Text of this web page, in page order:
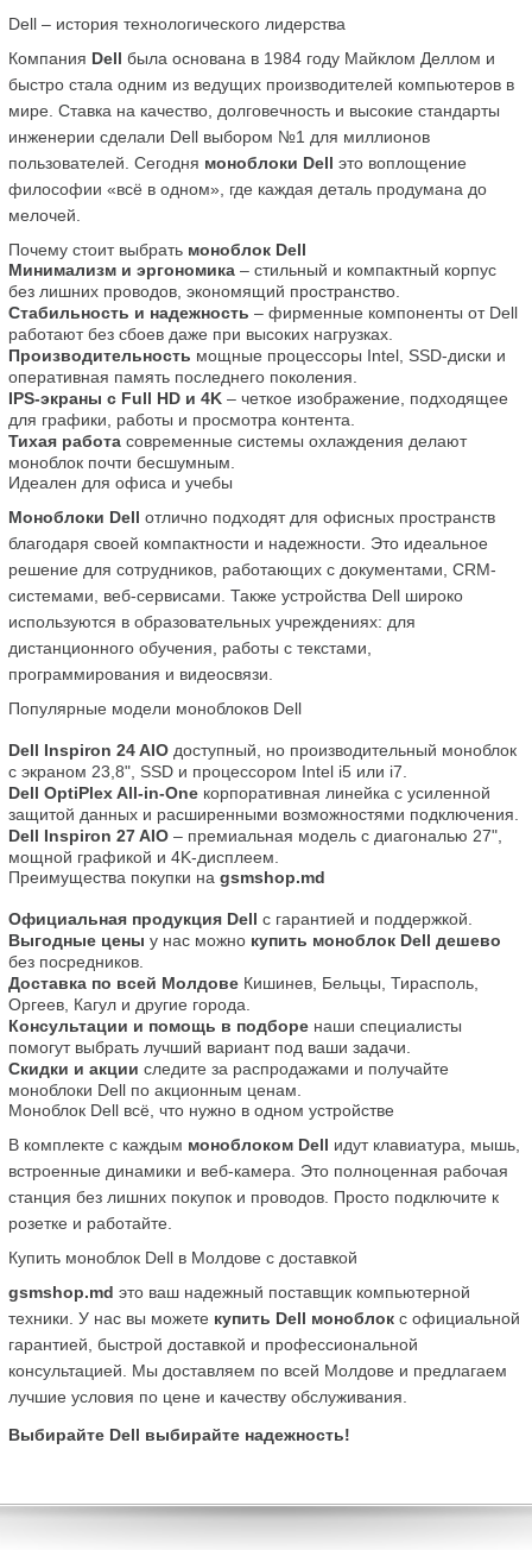
Dell – история технологического лидерства
Компания Dell была основана в 1984 году Майклом Деллом и
быстро стала одним из ведущих производителей компьютеров в
мире. Ставка на качество, долговечность и высокие стандарты
инженерии сделали Dell выбором №1 для миллионов
пользователей. Сегодня моноблоки Dell это воплощение
философии «всё в одном», где каждая деталь продумана до
мелочей.
Почему стоит выбрать моноблок Dell
Минимализм и эргономика – стильный и компактный корпус
без лишних проводов, экономящий пространство.
Стабильность и надежность – фирменные компоненты от Dell
работают без сбоев даже при высоких нагрузках.
Производительность мощные процессоры Intel, SSD-диски и
оперативная память последнего поколения.
IPS-экраны с Full HD и 4K – четкое изображение, подходящее
для графики, работы и просмотра контента.
Тихая работа современные системы охлаждения делают
моноблок почти бесшумным.
Идеален для офиса и учебы
Моноблоки Dell отлично подходят для офисных пространств
благодаря своей компактности и надежности. Это идеальное
решение для сотрудников, работающих с документами, CRM-
системами, веб-сервисами. Также устройства Dell широко
используются в образовательных учреждениях: для
дистанционного обучения, работы с текстами,
программирования и видеосвязи.
Популярные модели моноблоков Dell
Dell Inspiron 24 AIO доступный, но производительный моноблок
с экраном 23,8", SSD и процессором Intel i5 или i7.
Dell OptiPlex All-in-One корпоративная линейка с усиленной
защитой данных и расширенными возможностями подключения.
Dell Inspiron 27 AIO – премиальная модель с диагональю 27",
мощной графикой и 4K-дисплеем.
Преимущества покупки на gsmshop.md
Официальная продукция Dell с гарантией и поддержкой.
Выгодные цены у нас можно купить моноблок Dell дешево
без посредников.
Доставка по всей Молдове Кишинев, Бельцы, Тирасполь,
Оргеев, Кагул и другие города.
Консультации и помощь в подборе наши специалисты
помогут выбрать лучший вариант под ваши задачи.
Скидки и акции следите за распродажами и получайте
моноблоки Dell по акционным ценам.
Моноблок Dell всё, что нужно в одном устройстве
В комплекте с каждым моноблоком Dell идут клавиатура, мышь,
встроенные динамики и веб-камера. Это полноценная рабочая
станция без лишних покупок и проводов. Просто подключите к
розетке и работайте.
Купить моноблок Dell в Молдове с доставкой
gsmshop.md это ваш надежный поставщик компьютерной
техники. У нас вы можете купить Dell моноблок с официальной
гарантией, быстрой доставкой и профессиональной
консультацией. Мы доставляем по всей Молдове и предлагаем
лучшие условия по цене и качеству обслуживания.
Выбирайте Dell выбирайте надежность!